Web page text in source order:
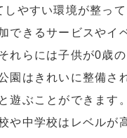
しやすい環境が整っ
できるサービスやイ
れらには子供が0歳
園はきれいに整備さ
遊ぶことができます
や中学校はレベルが